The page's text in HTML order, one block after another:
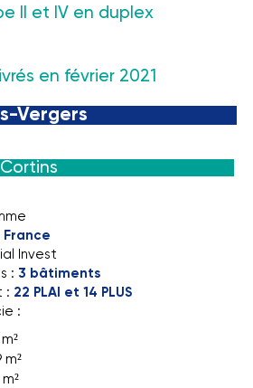
II et IV en duplex
en février 2021
les-Vergers
Vieux Cortins
France
Invest
: 3 bâtiments
: 22 PLAI et 14 PLUS
:
m²